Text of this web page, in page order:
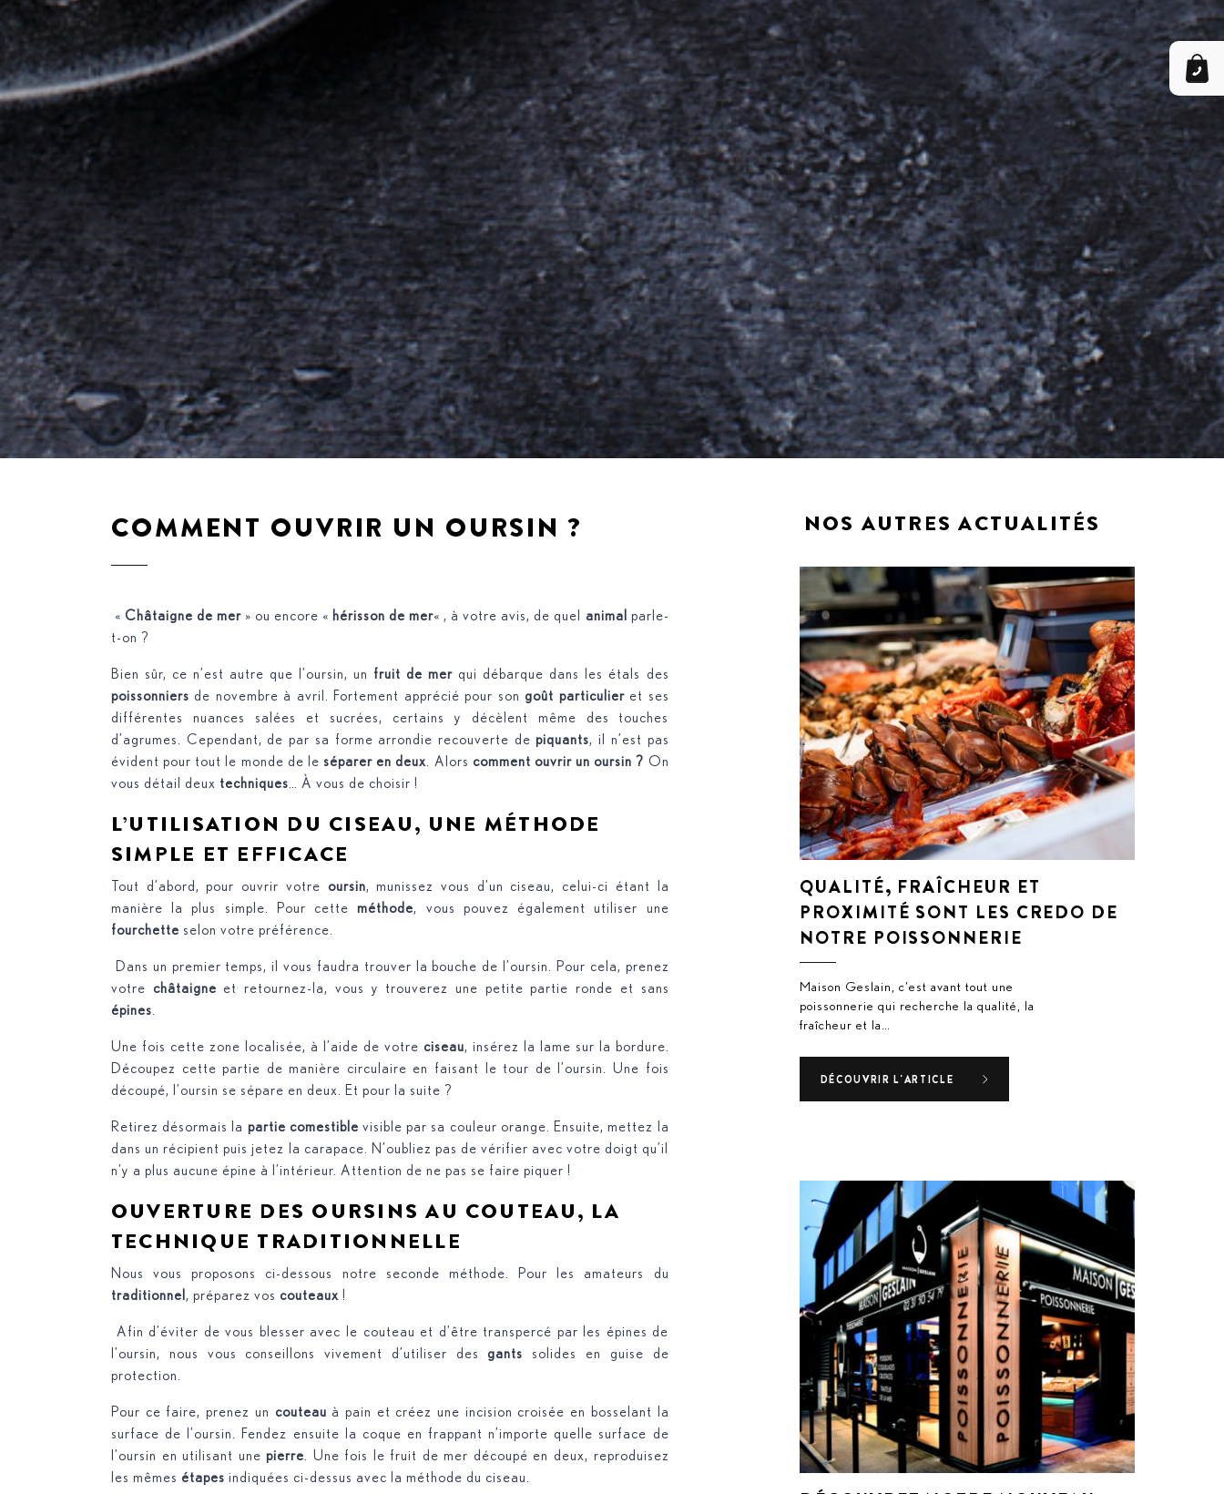
COMMENT OUVRIR UN OURSIN ?
« Châtaigne de mer » ou encore « hérisson de mer« , à votre avis, de quel animal parle-
t-on ?
Bien sûr, ce n’est autre que l’oursin, un fruit de mer qui débarque dans les étals des
poissonniers de novembre à avril. Fortement apprécié pour son goût particulieret ses
différentes nuances salées et sucrées, certains y décèlent même des touches
d’agrumes. Cependant, de par sa forme arrondie recouverte depiquants, il n’est pas
évident pour tout le monde de leséparer en deux. Alors comment ouvrir un oursin ? On
vous détail deux techniques… À vous de choisir !
L’UTILISATION DU CISEAU, UNE MÉTHODE
SIMPLE ET EFFICACE
Tout d’abord, pour ouvrir votre oursin, munissez vous d’un ciseau, celui-ci étant la
manière la plus simple. Pour cetteméthode, vous pouvez également utiliser une
fourchette selon votre préférence.
Dans un premier temps, il vous faudra trouver la bouche de l’oursin. Pour cela, prenez
votre châtaigne et retournez-la, vous y trouverez une petite partie ronde et sans
épines
Une fois cette zone localisée, à l’aide de votre ciseau, insérez la lame sur la bordure.
Découpez cette partie de manière circulaire en faisant le tour de l’oursin. Une fois
découpé, l’oursin se sépare en deux. Et pour la suite ?
Retirez désormais la partie comestible visible par sa couleur orange. Ensuite, mettez la
dans un récipient puis jetez la carapace. N’oubliez pas de vérifier avec votre doigt qu’il
n’y a plus aucune épine à l’intérieur. Attention de ne pas se faire piquer !
OUVERTURE DES OURSINS AU COUTEAU, LA
TECHNIQUE TRADITIONNELLE
Nous vous proposons ci-dessous notre seconde méthode. Pour les amateurs du
traditionnel, préparez vos couteaux !
Afin d’éviter de vous blesser avec le couteau et d’être transpercé par les épines de
l’oursin, nous vous conseillons vivement d’utiliser des gants solides en guise de
protection.
Pour ce faire, prenez un couteau à pain et créez une incision croisée en bosselant la
surface de l’oursin. Fendez ensuite la coque en frappant n’importe quelle surface de
l’oursin en utilisant unepierre . Une fois le fruit de mer découpé en deux, reproduisez
les mêmes étapes indiquées ci-dessus avec la méthode du ciseau.
NOS AUTRES ACTUALITÉS
QUALITÉ, FRAÎCHEUR ET
PROXIMITÉ SONT LES CREDO DE
NOTRE POISSONNERIE
Maison Geslain, c’est avant tout une
poissonnerie qui recherche la qualité, la
fraîcheur et la…
DÉCOUVRIR L'ARTICLE